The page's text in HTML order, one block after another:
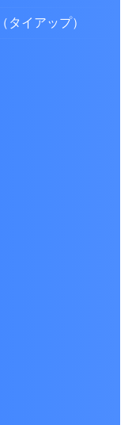
イアップ）